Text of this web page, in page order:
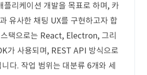
플리케이션 개발을 목표로 하며, 카
유사한 채팅 UX를 구현하고자 합
택으로는 React, Electron, 그리
가 사용되며, REST API 방식으로
다. 작업 범위는 대분류 6개와 세